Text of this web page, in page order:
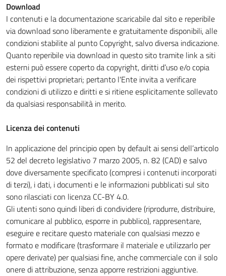
Download
I contenuti e la documentazione scaricabile dal sito e reperibile
via download sono liberamente e gratuitamente disponibili, alle
condizioni stabilite al punto Copyright, salvo diversa indicazione.
Quanto reperibile via download in questo sito tramite link a siti
esterni può essere coperto da copyright, diritti d’uso e/o copia
dei rispettivi proprietari; pertanto l'Ente invita a verificare
condizioni di utilizzo e diritti e si ritiene esplicitamente sollevato
da qualsiasi responsabilità in merito.
Licenza dei contenuti
In applicazione del principio open by default ai sensi dell’articolo
52 del decreto legislativo 7 marzo 2005, n. 82 (CAD) e salvo
dove diversamente specificato (compresi i contenuti incorporati
di terzi), i dati, i documenti e le informazioni pubblicati sul sito
sono rilasciati con licenza CC-BY 4.0.
Gli utenti sono quindi liberi di condividere (riprodurre, distribuire,
comunicare al pubblico, esporre in pubblico), rappresentare,
eseguire e recitare questo materiale con qualsiasi mezzo e
formato e modificare (trasformare il materiale e utilizzarlo per
opere derivate) per qualsiasi fine, anche commerciale con il solo
onere di attribuzione, senza apporre restrizioni aggiuntive.